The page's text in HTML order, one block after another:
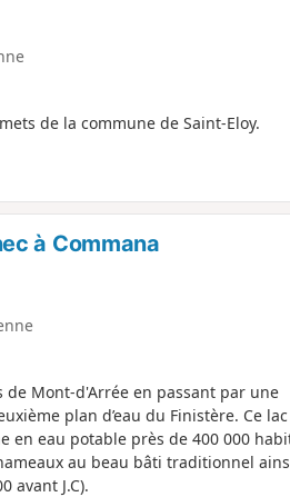
de la commune de Saint-Eloy.
à Commana
Mont-d'Arrée en passant par une
plan d’eau du Finistère. Ce lac
en eau potable près de 400 000
au beau bâti traditionnel
avant J.C).